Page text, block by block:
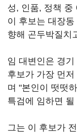
성, 인품, 정책 중
이 후보는 대장
향해 곤두박질치
임 대변인은 경기
후보가 가장 먼
며 "본인이 떳떳
특검에 임하면
그는 이 후보가